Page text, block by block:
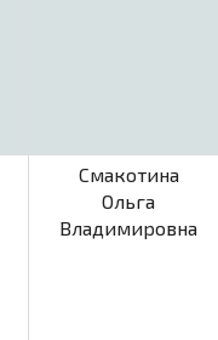
Смакотина
Ольга
Владимировна